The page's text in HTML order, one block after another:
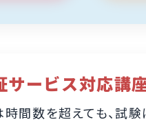
サービス対応講
間数を超えても、試